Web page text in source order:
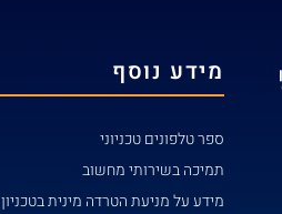
מידע נוסף
ספר טלפונים טכניוני
תמיכה בשירותי מחשוב
מידע על מניעת הטרדה מינית בטכניון